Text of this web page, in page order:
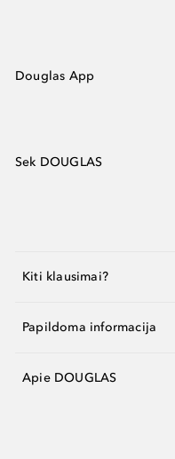
Douglas App
Sek DOUGLAS
Kiti klausimai?
Papildoma informacija
Apie DOUGLAS